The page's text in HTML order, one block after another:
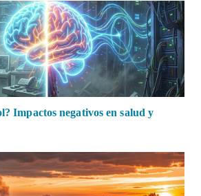
Impactos negativos en salud y